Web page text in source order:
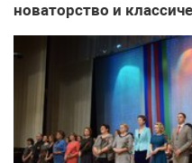
новаторство и